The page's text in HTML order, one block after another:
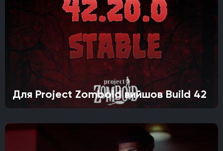
Для Project Zomboid вийшов Build 42